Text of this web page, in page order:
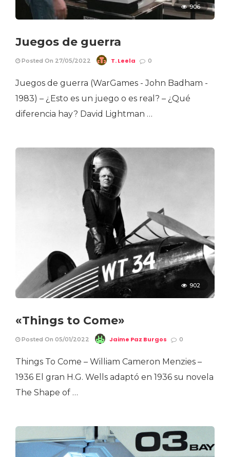
906
Juegos de guerra
Posted On 27/05/2022 T. Leela 0
Juegos de guerra (WarGames - John Badham -
1983) – ¿Esto es un juego o es real? – ¿Qué
diferencia hay? David Lightman …
902
«Things to Come»
Posted On 05/01/2022 Jaime Paz Burgos 0
Things To Come – William Cameron Menzies –
1936 El gran H.G. Wells adaptó en 1936 su novela
The Shape of …